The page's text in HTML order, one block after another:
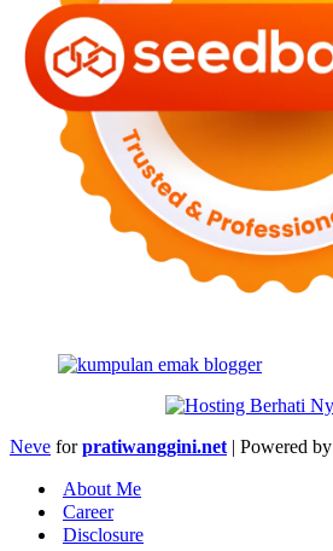
Neve forpratiwanggini.net | Powered by
About Me
Career
Disclosure